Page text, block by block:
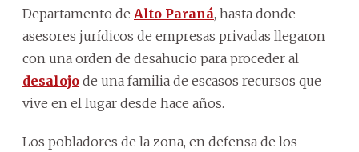
Departamento de Alto Paraná, hasta donde
asesores jurídicos de empresas privadas llegaron
con una orden de desahucio para proceder al
desalojo de una familia de escasos recursos que
vive en el lugar desde hace años.
Los pobladores de la zona, en defensa de los